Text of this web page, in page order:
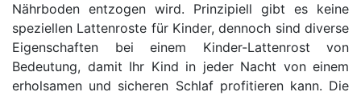
Nährboden entzogen wird. Prinzipiell gibt es keine
speziellen Lattenroste für Kinder, dennoch sind diverse
Eigenschaften bei einem Kinder-Lattenrost von
Bedeutung, damit Ihr Kind in jeder Nacht von einem
erholsamen und sicheren Schlaf profitieren kann. Die